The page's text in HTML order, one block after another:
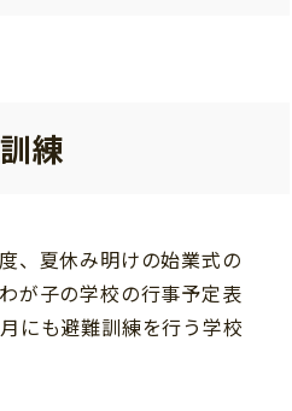
練
、夏休み明けの始業式の
が子の学校の行事予定表
にも避難訓練を行う学校